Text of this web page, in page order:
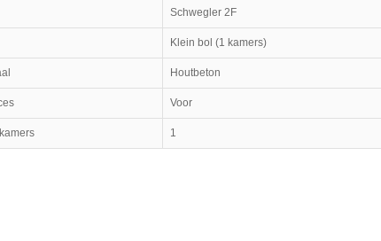
Schwegler 2F
Klein bol (1 kamers)
Houtbeton
Voor
1